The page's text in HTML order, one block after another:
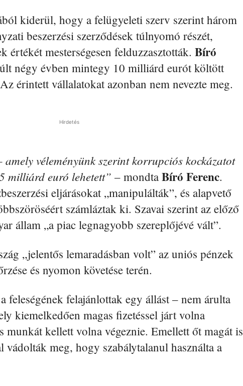
kiderül, hogy a felügyeleti szerv szerint három
beszerzési szerződések túlnyomó részét,
értékét mesterségesen felduzzasztották. Bíró
négy évben mintegy 10 milliárd eurót költött
érintett vállalatokat azonban nem nevezte meg.
Hirdetés
amely véleményünk szerint korrupciós kockázatot
milliárd euró lehetett” – mondta Bíró Ferenc.
eljárásokat „manipulálták”, és alapvető
számláztak ki. Szavai szerint az előző
állam „a piac legnagyobb szereplőjévé vált”.
„jelentős lemaradásban volt” az uniós pénzek
és nyomon követése terén.
feleségének felajánlottak egy állást – nem árulta
kiemelkedően magas fizetéssel járt volna
munkát kellett volna végeznie. Emellett őt magát is
vádolták meg, hogy szabálytalanul használta a